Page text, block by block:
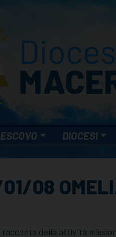
DIOCESI
08
racconto della attività